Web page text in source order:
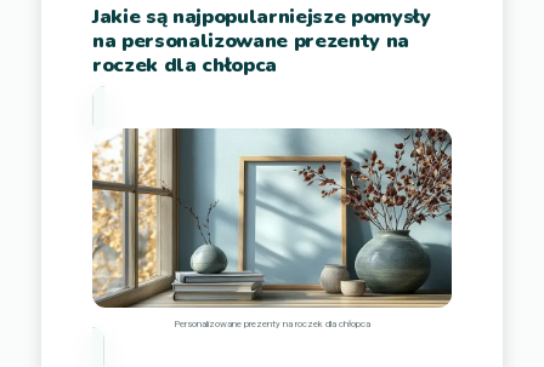
Jakie są najpopularniejsze pomysły
na personalizowane prezenty na
roczek dla chłopca
Personalizowane prezenty na roczek dla chłopca